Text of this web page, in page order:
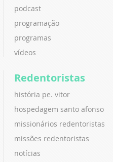
podcast
programação
programas
vídeos
Redentoristas
história pe. vitor
hospedagem santo afonso
missionários redentoristas
missões redentoristas
notícias